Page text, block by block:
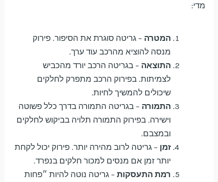
מדי:
המטרה – גריטה סוגרת את הסיפור. פירוק
מנסה להוציא מהרכב עוד ערך.
התוצאה – בגריטה הרכב יורד מהכביש
לצמיתות. בפירוק הרכב מתפרק לחלקים
שיכולים להמשיך לחיות.
התמורה – בגריטה התמורה בדרך כלל פשוטה
וישירה. בפירוק התמורה תלויה בביקוש לחלקים
ובמצבם.
זמן – גריטה לרוב מהירה יותר. פירוק יכול לקחת
יותר זמן אם מנסים למכור חלקים בנפרד.
רמת התעסקות – גריטה נוטה להיות ״פחות